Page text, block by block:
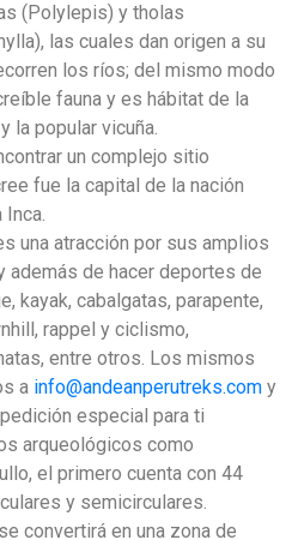
(Polylepis) y tholas
las cuales dan origen a su
los ríos; del mismo modo
fauna y es hábitat de la
la popular vicuña.
un complejo sitio
fue la capital de la nación
Inca.
una atracción por sus amplios
además de hacer deportes de
kayak, cabalgatas, parapente,
rappel y ciclismo,
entre otros. Los mismos
a info@andeanperutreks.com y
especial para ti
arqueológicos como
el primero cuenta con 44
y semicirculares.
convertirá en una zona de